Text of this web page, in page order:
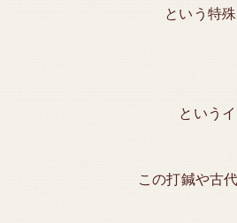
という特
という
この打鍼や古